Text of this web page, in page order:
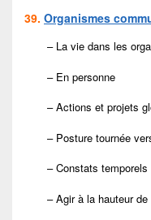
39. Organismes
– La vie dans les
– En personne
– Actions et projets
– Posture tournée
– Constats temporels
– Agir à la hauteur de